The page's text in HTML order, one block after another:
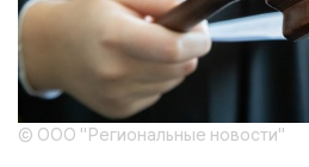
© ООО "Региональные новости"